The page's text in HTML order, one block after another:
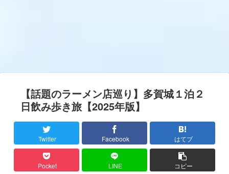
【話題のラーメン店巡り】多賀城１泊２
日飲み歩き旅【2025年版】
Twitter Facebook はてブ
Pocket LINE コピー